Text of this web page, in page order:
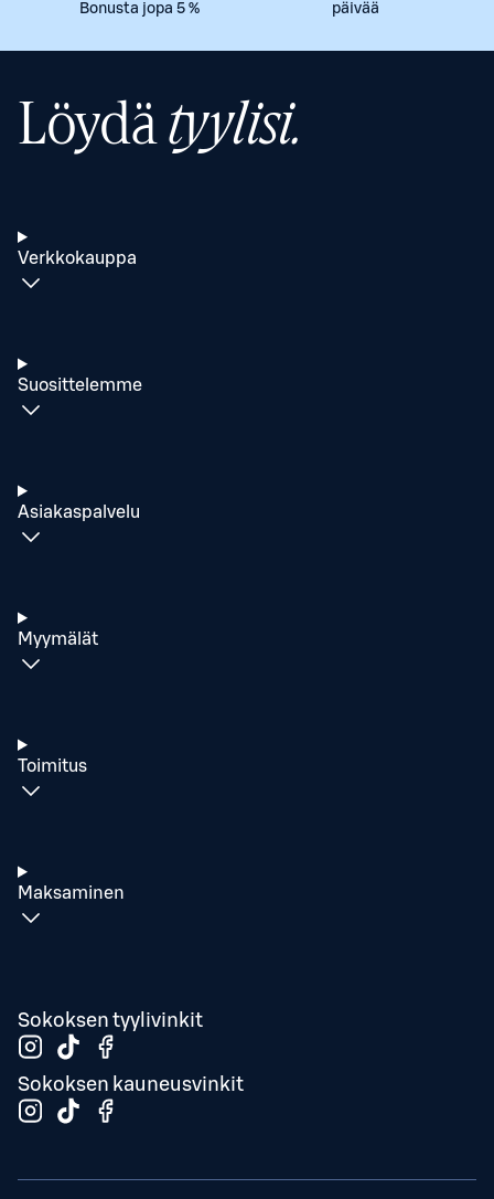
Bonusta jopa 5 %
päivää
Löydätyylisi.
Verkkokauppa
Suosittelemme
Asiakaspalvelu
Myymälät
Toimitus
Maksaminen
Sokoksen tyylivinkit
Sokoksen kauneusvinkit